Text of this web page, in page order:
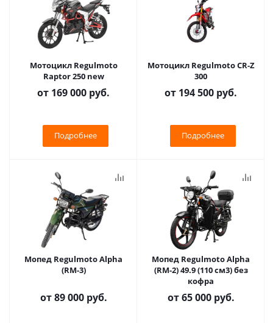
Мотоцикл Regulmoto
Raptor 250 new
от 169 000 руб.
Подробнее
Мотоцикл Regulmoto CR-Z
300
от 194 500 руб.
Подробнее
Мопед Regulmoto Alpha
(RM-3)
от89 000 руб.
Мопед Regulmoto Alpha
(RM-2) 49.9 (110 см3) без
кофра
от65 000 руб.